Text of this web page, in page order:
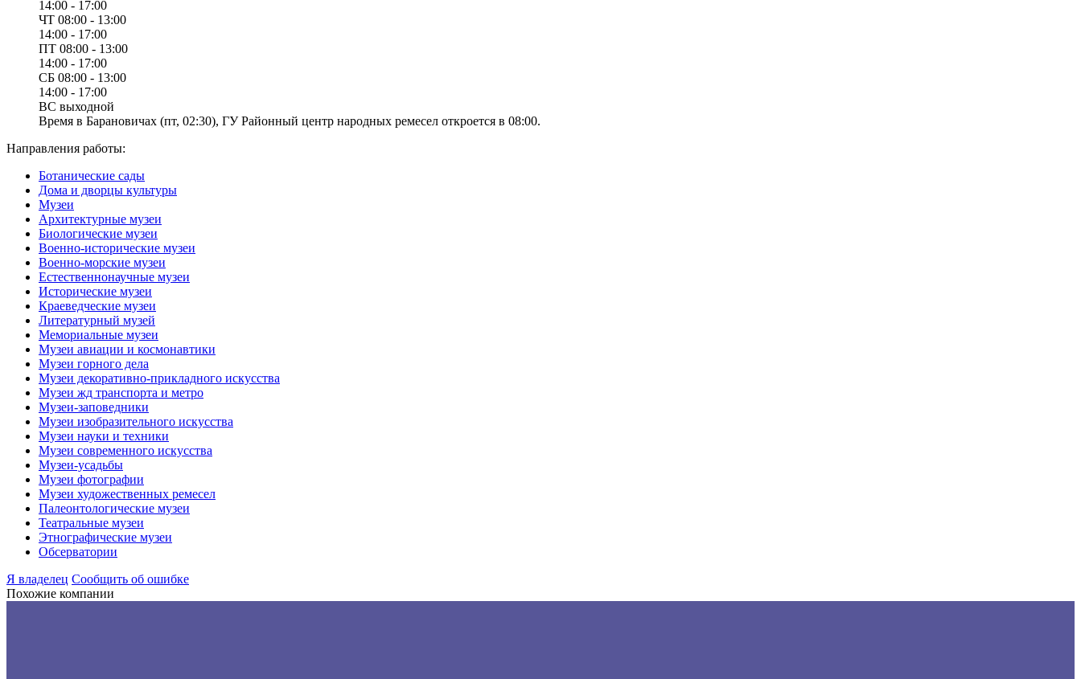
14:00 - 17:00
ЧТ 08:00 - 13:00
14:00 - 17:00
ПТ 08:00 - 13:00
14:00 - 17:00
СБ 08:00 - 13:00
14:00 - 17:00
ВС выходной
Время в Барановичах (пт, 02:30), ГУ Районный центр народных ремесел откроется в 08:00.
Направления работы:
Ботанические сады
Дома и дворцы культуры
Музеи
Архитектурные музеи
Биологические музеи
Военно-исторические музеи
Военно-морские музеи
Естественнонаучные музеи
Исторические музеи
Краеведческие музеи
Литературный музей
Мемориальные музеи
Музеи авиации и космонавтики
Музеи горного дела
Музеи декоративно-прикладного искусства
Музеи жд транспорта и метро
Музеи-заповедники
Музеи изобразительного искусства
Музеи науки и техники
Музеи современного искусства
Музеи-усадьбы
Музеи фотографии
Музеи художественных ремесел
Палеонтологические музеи
Театральные музеи
Этнографические музеи
Обсерватории
Я владелец Сообщить об ошибке
Похожие компании